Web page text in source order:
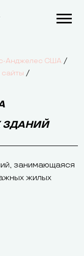
Анджелес США /
/
занимающаяся
жилых